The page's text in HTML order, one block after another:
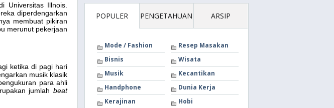
Universitas Illnois.
diperdengarkan
membuat pikiran
merunut pekerjaan
ketika di pagi hari
musik klasik
para ahli
jumlahbeat
POPULER PENGETAHUAN ARSIP
Mode / Fashion
Resep Masakan
Bisnis
Wisata
Musik
Kecantikan
Handphone
Dunia Kerja
Kerajinan
Hobi